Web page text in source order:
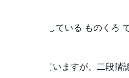
証でガードしている ものくろ
てしまっていますが、二段階